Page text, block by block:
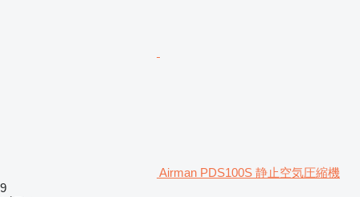
Airman PDS100S 静止空気圧縮機
9